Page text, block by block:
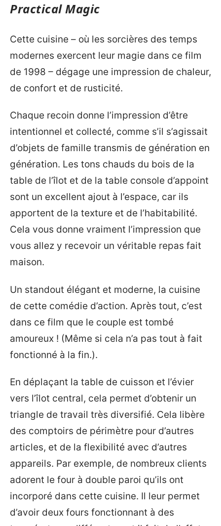
Practical Magic
Cette cuisine – où les sorcières des temps
modernes exercent leur magie dans ce film
de 1998 – dégage une impression de chaleur,
de confort et de rusticité.
Chaque recoin donne l’impression d’être
intentionnel et collecté, comme s’il s’agissait
d’objets de famille transmis de génération en
génération. Les tons chauds du bois de la
table de l’îlot et de la table console d’appoint
sont un excellent ajout à l’espace, car ils
apportent de la texture et de l’habitabilité.
Cela vous donne vraiment l’impression que
vous allez y recevoir un véritable repas fait
maison.
Un standout élégant et moderne, la cuisine
de cette comédie d’action. Après tout, c’est
dans ce film que le couple est tombé
amoureux ! (Même si cela n’a pas tout à fait
fonctionné à la fin.).
En déplaçant la table de cuisson et l’évier
vers l’îlot central, cela permet d’obtenir un
triangle de travail très diversifié. Cela libère
des comptoirs de périmètre pour d’autres
articles, et de la flexibilité avec d’autres
appareils. Par exemple, de nombreux clients
adorent le four à double paroi qu’ils ont
incorporé dans cette cuisine. Il leur permet
d’avoir deux fours fonctionnant à des